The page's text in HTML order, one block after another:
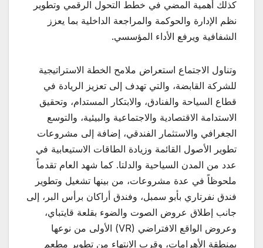
كذلك أهمية المضي في خطط التحول الرقمي وتطوير
نظم الإدارة والحوكمة والمراجعة الداخلية بما يعزز
الشفافية ويرفع الأداء المؤسسي.
وتناول الاجتماع استعراض ملامح الخطة الاستراتيجية
للشركة القابضة، والتي تهدف إلى تعزيز الريادة في
قطاع السياحة والفنادق، والابتكار المستدام، وتحقيق
الاستدامة الاقتصادية والاجتماعية والبيئية، والتوسع
الجغرافي والاستثمار الفندقي، إضافة إلى مشروعات
تطوير الأصول القائمة وزيادة الطاقات الاستيعابية في
عدد من المدن السياحية والدلتا. كما شهد العام تقدماً
ملحوظاً في عدة مشروعات، من بينها تشغيل وتطوير
فندق نفرتاري بأبو سمبل، وفندق أراكان برأس البر، إلى
جانب إطلاق عروض الصوت والضوء بقلعة قايتباي،
وعروض الواقع الافتراضي (VR) الأولى من نوعها
بمنطقة الأهرامات، وقرب الانتهاء من تطوير مطعم